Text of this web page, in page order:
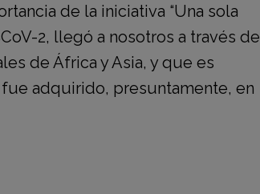
de la iniciativa “Una sola
2, llegó a nosotros a través de
de África y Asia, y que es
adquirido, presuntamente, en